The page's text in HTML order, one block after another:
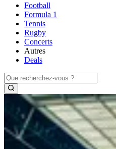
Football
Formula 1
Tennis
Rugby
Concerts
Autres
Deals